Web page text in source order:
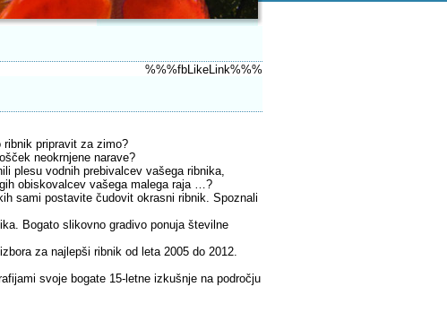
%%%fbLikeLink%%%
pripravit za zimo?
neokrnjene narave?
plesu vodnih prebivalcev vašega ribnika,
obiskovalcev vašega malega raja …?
sami postavite čudovit okrasni ribnik. Spoznali
Bogato slikovno gradivo ponuja številne
za najlepši ribnik od leta 2005 do 2012.
svoje bogate 15-letne izkušnje na področju